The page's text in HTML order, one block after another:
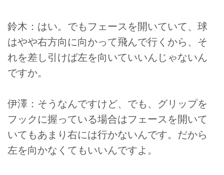
鈴木：はい。でもフェースを開いていて、球
はやや右方向に向かって飛んで行くから、そ
れを差し引けば左を向いていいんじゃないん
ですか。
伊澤：そうなんですけど、でも、グリップを
フックに握っている場合はフェースを開いて
いてもあまり右には行かないんです。だから
左を向かなくてもいいんですよ。